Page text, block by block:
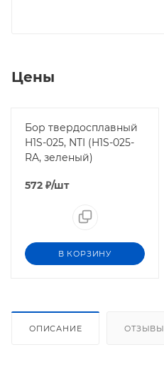
Цены
Бор твердосплавный
H1S-025, NTI (H1S-025-
RA, зеленый)
572 ₽/шт
В КОРЗИНУ
ОПИСАНИЕ ОТЗЫВЫ